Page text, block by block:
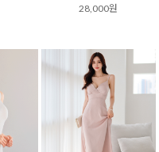
28,000원